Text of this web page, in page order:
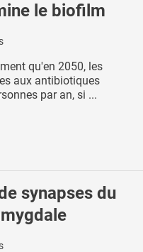
le biofilm
qu'en 2050, les
aux antibiotiques
par an, si ...
synapses du